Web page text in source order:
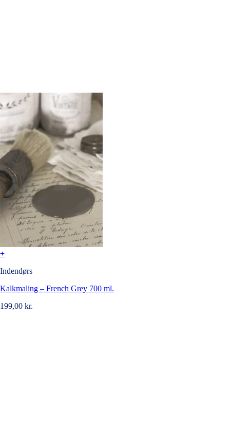
+
Indendørs
Kalkmaling – French Grey 700 ml.
199,00 kr.